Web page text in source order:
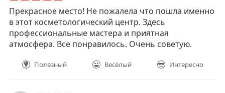
Прекрасное место! Не пожалела что пошла именно
в этот косметологический центр. Здесь
профессиональные мастера и приятная
атмосфера. Все понравилось. Очень советую.
Полезный Весёлый Интересно